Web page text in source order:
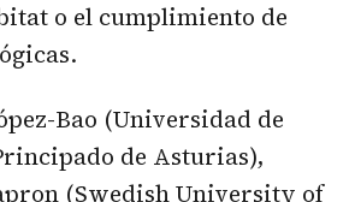
o el cumplimiento de
Bao (Universidad de
de Asturias),
(Swedish University of